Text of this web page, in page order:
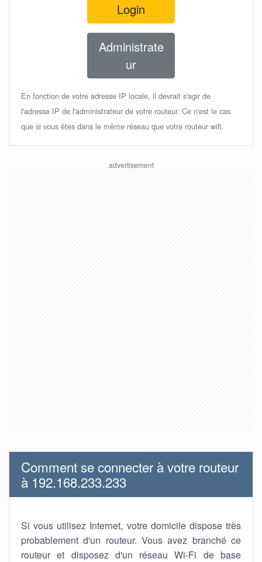
Login
Administrate
ur
En fonction de votre adresse IP locale, il devrait s'agir de
l'adresse IP de l'administrateur de votre routeur. Ce n'est le cas
que si vous êtes dans le même réseau que votre routeur wifi.
Comment se connecter à votre routeur
à 192.168.233.233
Si vous utilisez Internet, votre domicile dispose très
probablement d'un routeur. Vous avez branché ce
routeur et disposez d'un réseau Wi-Fi de base